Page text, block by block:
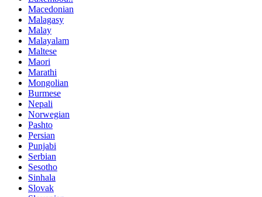
Macedonian
Malagasy
Malay
Malayalam
Maltese
Maori
Marathi
Mongolian
Burmese
Nepali
Norwegian
Pashto
Persian
Punjabi
Serbian
Sesotho
Sinhala
Slovak